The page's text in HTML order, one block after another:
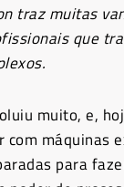
traz muitas
que
muito, e,
com máquinas
para